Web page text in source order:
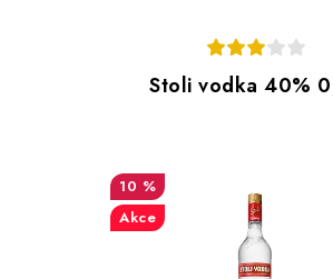
Stoli vodka 40%
10 %
Akce